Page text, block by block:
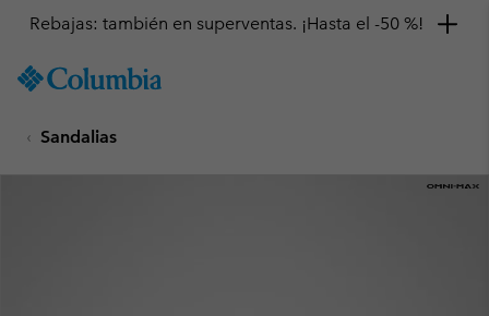
TO
SKIP
MAIN
Rebajas: también en superventas. ¡Hasta el -50 %!
Sandalias